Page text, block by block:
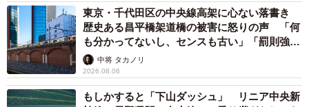
東京・千代田区の中央線高架に心ない落書き
歴史ある昌平橋架道橋の被害に怒りの声 「何
も分かってないし、センスも古い」「罰則強化
して」中将 タカノリ
2026.08.06
もしかすると「下山ダッシュ」 リニア中央新